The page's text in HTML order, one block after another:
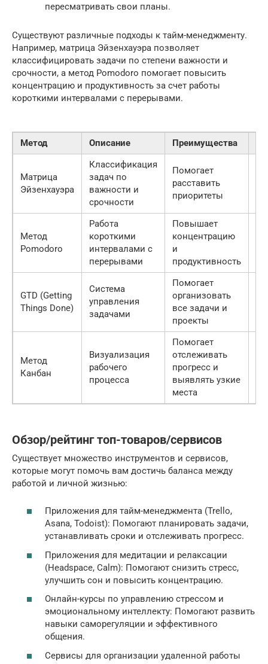
пересматривать свои планы.
Существуют различные подходы к тайм-менеджменту.
Например, матрица Эйзенхауэра позволяет
классифицировать задачи по степени важности и
срочности, а метод Pomodoro помогает повысить
концентрацию и продуктивность за счет работы
короткими интервалами с перерывами.
Метод Описание Преимущества
Матрица
Эйзенхауэра
Классификация
задач по
важности и
срочности
Помогает
расставить
приоритеты
Метод
Pomodoro
Работа
короткими
интервалами с
перерывами
Повышает
концентрацию
и
продуктивность
GTD (Getting
Things Done)
Система
управления
задачами
Помогает
организовать
все задачи и
проекты
Метод
Канбан
Визуализация
рабочего
процесса
Помогает
отслеживать
прогресс и
выявлять узкие
места
Обзор/рейтинг топ-товаров/сервисов
Существует множество инструментов и сервисов,
которые могут помочь вам достичь баланса между
работой и личной жизнью:
Приложения для тайм-менеджмента (Trello,
Asana, Todoist): Помогают планировать задачи,
устанавливать сроки и отслеживать прогресс.
Приложения для медитации и релаксации
(Headspace, Calm): Помогают снизить стресс,
улучшить сон и повысить концентрацию.
Онлайн-курсы по управлению стрессом и
эмоциональному интеллекту: Помогают развить
навыки саморегуляции и эффективного
общения.
Сервисы для организации удаленной работы